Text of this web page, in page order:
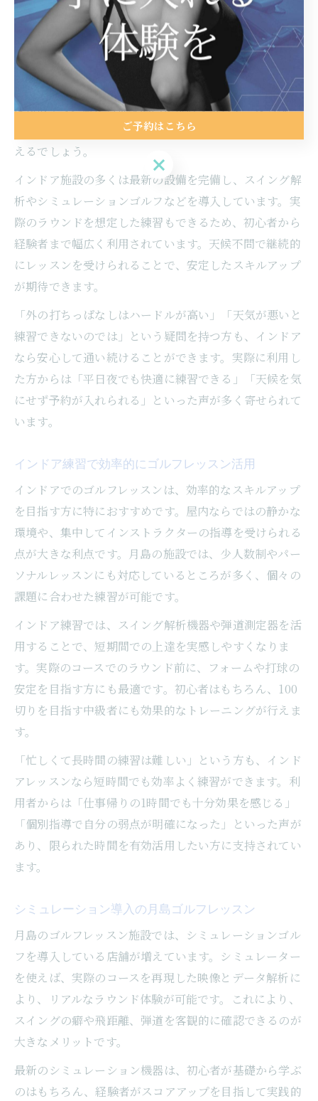
天候を気にせず月島でゴルフレッスン体験
月島エリアでは、天候に左右されないインドア型ゴルフ
レッスン施設が充実しています。これらの施設は、雨の
日や真夏・真冬でも快適な環境で練習できることが大き
な特徴です。駅から徒歩圏内に位置するスクールも多
く、仕事帰りや空き時間に立ち寄りやすい点も魅力とい
えるでしょう。
インドア施設の多くは最新の設備を完備し、スイング解
析やシミュレーションゴルフなどを導入しています。実
際のラウンドを想定した練習もできるため、初心者から
経験者まで幅広く利用されています。天候不問で継続的
にレッスンを受けられることで、安定したスキルアップ
が期待できます。
「外の打ちっぱなしはハードルが高い」「天気が悪いと
練習できないのでは」という疑問を持つ方も、インドア
なら安心して通い続けることができます。実際に利用し
た方からは「平日夜でも快適に練習できる」「天候を気
にせず予約が入れられる」といった声が多く寄せられて
います。
インドア練習で効率的にゴルフレッスン活用
インドアでのゴルフレッスンは、効率的なスキルアップ
を目指す方に特におすすめです。屋内ならではの静かな
環境や、集中してインストラクターの指導を受けられる
点が大きな利点です。月島の施設では、少人数制やパー
ソナルレッスンにも対応しているところが多く、個々の
課題に合わせた練習が可能です。
インドア練習では、スイング解析機器や弾道測定器を活
用することで、短期間での上達を実感しやすくなりま
す。実際のコースでのラウンド前に、フォームや打球の
安定を目指す方にも最適です。初心者はもちろん、100
切りを目指す中級者にも効果的なトレーニングが行えま
す。
「忙しくて長時間の練習は難しい」という方も、インド
アレッスンなら短時間でも効率よく練習ができます。利
用者からは「仕事帰りの1時間でも十分効果を感じる」
「個別指導で自分の弱点が明確になった」といった声が
あり、限られた時間を有効活用したい方に支持されてい
ます。
シミュレーション導入の月島ゴルフレッスン
月島のゴルフレッスン施設では、シミュレーションゴル
フを導入している店舗が増えています。シミュレーター
を使えば、実際のコースを再現した映像とデータ解析に
より、リアルなラウンド体験が可能です。これにより、
スイングの癖や飛距離、弾道を客観的に確認できるのが
大きなメリットです。
最新のシミュレーション機器は、初心者が基礎から学ぶ
のはもちろん、経験者がスコアアップを目指して実践的
ご予約はこちら
ご予約はこちら